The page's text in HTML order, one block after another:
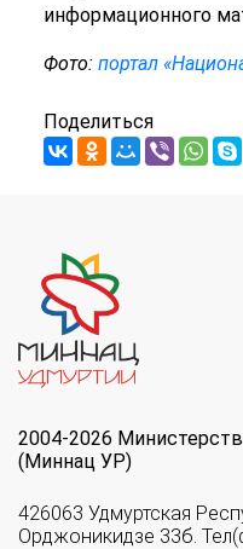
информационного
Фото: портал
Поделиться
2004-2026
(Миннац УР)
426063 Удмуртская
Орджоникидзе 33б.